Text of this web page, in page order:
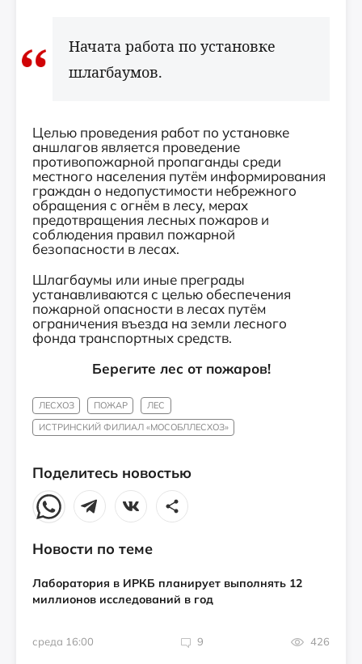
Начата работа по установке
шлагбаумов.
Целью проведения работ по установке
аншлагов является проведение
противопожарной пропаганды среди
местного населения путём информирования
граждан о недопустимости небрежного
обращения с огнём в лесу, мерах
предотвращения лесных пожаров и
соблюдения правил пожарной
безопасности в лесах.
Шлагбаумы или иные преграды
устанавливаются с целью обеспечения
пожарной опасности в лесах путём
ограничения въезда на земли лесного
фонда транспортных средств.
Берегите лес от пожаров!
ЛЕСХОЗ ПОЖАР
ЛЕС
ИСТРИНСКИЙ ФИЛИАЛ «МОСОБЛЛЕСХОЗ»
Поделитесь новостью
Новости по теме
Лаборатория в ИРКБ планирует выполнять 12
миллионов исследований в год
среда 16:00 9 426